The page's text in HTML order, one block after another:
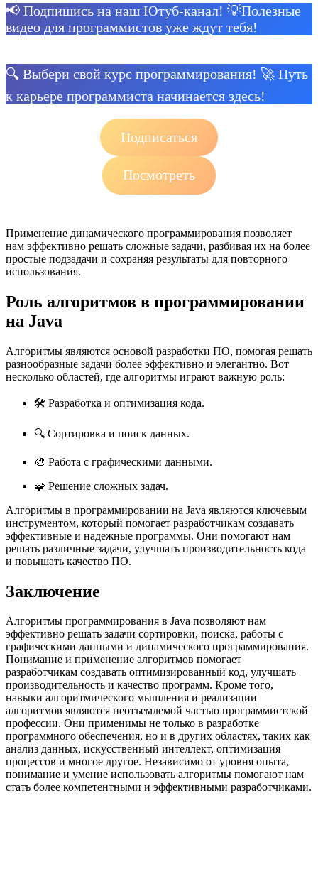
📢 Подпишись на наш Ютуб-канал! 💡Полезные
видео для программистов уже ждут тебя!
🔍 Выбери свой курс программирования! 🚀 Путь
к карьере программиста начинается здесь!
Подписаться
Посмотреть
Применение динамического программирования позволяет
нам эффективно решать сложные задачи, разбивая их на более
простые подзадачи и сохраняя результаты для повторного
использования.
Роль алгоритмов в программировании
на Java
Алгоритмы являются основой разработки ПО, помогая решать
разнообразные задачи более эффективно и элегантно. Вот
несколько областей, где алгоритмы играют важную роль:
🛠️ Разработка и оптимизация кода.
🔍 Сортировка и поиск данных.
🎨 Работа с графическими данными.
🧩 Решение сложных задач.
Алгоритмы в программировании на Java являются ключевым
инструментом, который помогает разработчикам создавать
эффективные и надежные программы. Они помогают нам
решать различные задачи, улучшать производительность кода
и повышать качество ПО.
Заключение
Алгоритмы программирования в Java позволяют нам
эффективно решать задачи сортировки, поиска, работы с
графическими данными и динамического программирования.
Понимание и применение алгоритмов помогает
разработчикам создавать оптимизированный код, улучшать
производительность и качество программ. Кроме того,
навыки алгоритмического мышления и реализации
алгоритмов являются неотъемлемой частью программистской
профессии. Они применимы не только в разработке
программного обеспечения, но и в других областях, таких как
анализ данных, искусственный интеллект, оптимизация
процессов и многое другое. Независимо от уровня опыта,
понимание и умение использовать алгоритмы помогают нам
стать более компетентными и эффективными разработчиками.